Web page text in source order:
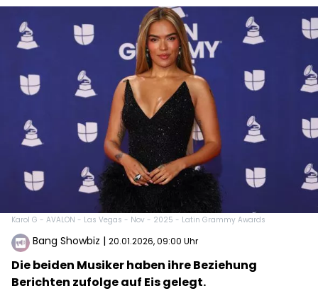
Karol G - AVALON - Las Vegas - Nov - 2025 - Latin Grammy Awards
Bang Showbiz | 20.01.2026, 09:00 Uhr
Die beiden Musiker haben ihre Beziehung
Berichten zufolge auf Eis gelegt.